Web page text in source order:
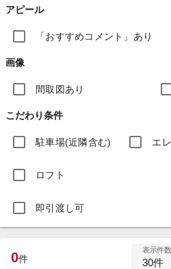
アピール
「おすすめコメント」あり
画像
間取図あり
こだわり条件
駐車場(近隣含む) エ
ロフト
即引渡し可
0件
表示件数
30件